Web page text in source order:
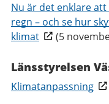
Nu är det enklare
regn – och se hur
klimat
(5
Länsstyrelsen
Klimatanpassning